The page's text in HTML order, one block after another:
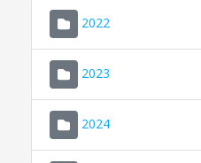
2022
2023
2024